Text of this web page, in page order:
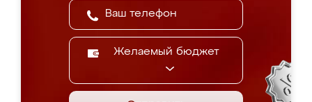
Желаемый бюджет